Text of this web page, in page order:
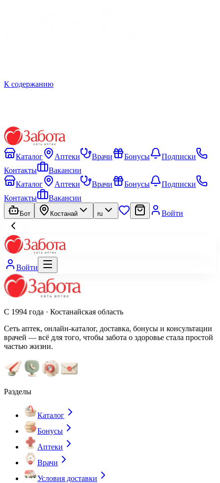
К содержанию
Каталог Аптеки Врачи Бонусы
Подписки
Контакты
Вакансии
Каталог
Аптеки Врачи Бонусы
Подписки
Контакты
Вакансии
Бот Костанай ru Войти
Войти
С 1994 года · Костанайская область
Сеть аптек, онлайн-каталог, доставка, бонусы и консультации
врачей — всё для того, чтобы забота о здоровье стала простой
частью жизни.
Разделы
Каталог
Бонусы
Аптеки
Врачи
Условия доставки